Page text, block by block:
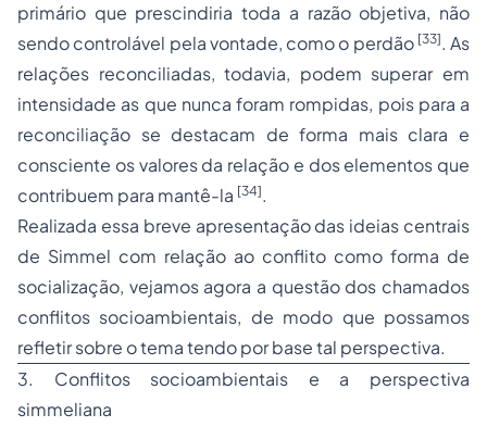
primário que prescindiria toda a razão objetiva, não
sendo controlável pela vontade, como o perdão [33]. As
relações reconciliadas, todavia, podem superar em
intensidade as que nunca foram rompidas, pois para a
reconciliação se destacam de forma mais clara e
consciente os valores da relação e dos elementos que
contribuem para mantê-la [34].
Realizada essa breve apresentação das ideias centrais
de Simmel com relação ao conflito como forma de
socialização, vejamos agora a questão dos chamados
conflitos socioambientais, de modo que possamos
refletir sobre o tema tendo por base tal perspectiva.
3. Conflitos socioambientais e a perspectiva
simmeliana